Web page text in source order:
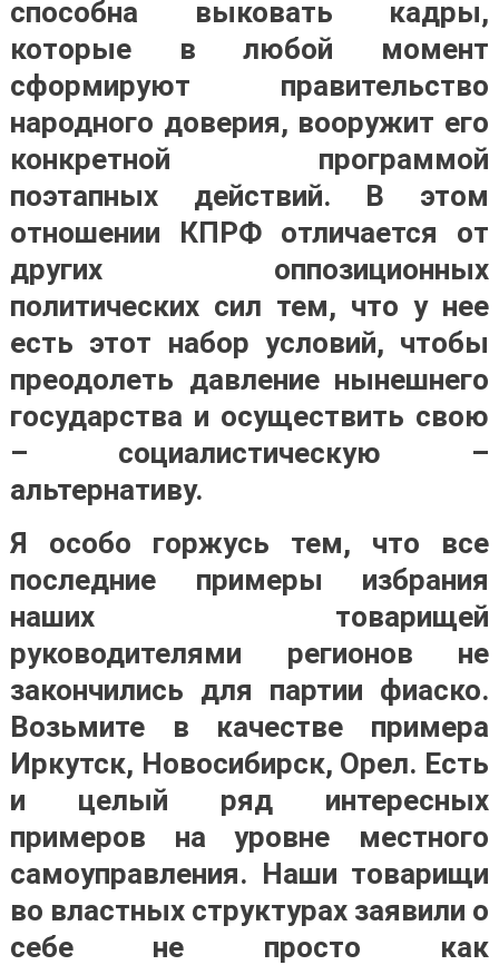
способна выковать кадры,
которые в любой момент
сформируют правительство
народного доверия, вооружит его
конкретной программой
поэтапных действий. В этом
отношении КПРФ отличается от
других оппозиционных
политических сил тем, что у нее
есть этот набор условий, чтобы
преодолеть давление нынешнего
государства и осуществить свою
– социалистическую –
альтернативу.
Я особо горжусь тем, что все
последние примеры избрания
наших товарищей
руководителями регионов не
закончились для партии фиаско.
Возьмите в качестве примера
Иркутск, Новосибирск, Орел. Есть
и целый ряд интересных
примеров на уровне местного
самоуправления. Наши товарищи
во властных структурах заявили о
себе не просто как